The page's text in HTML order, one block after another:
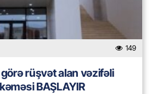
149
rüşvət alan vəzifəli
BAŞLAYIR